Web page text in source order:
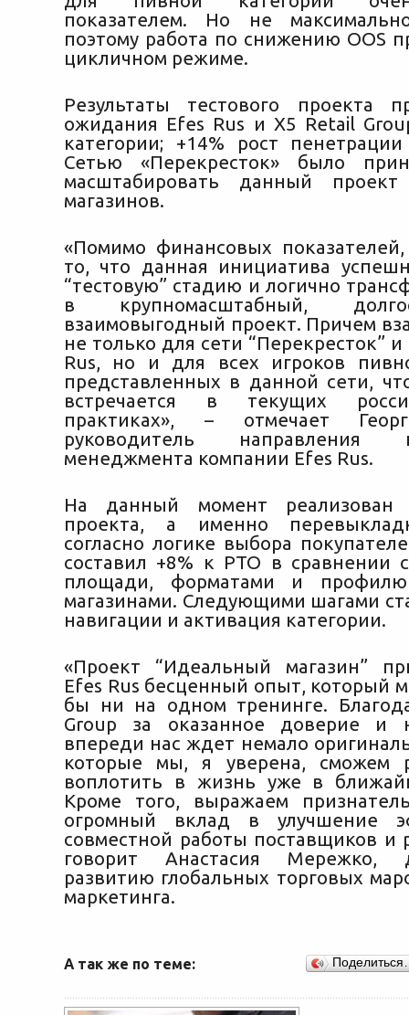
показателем. Но не
поэтому работа по снижению OOS
цикличном режиме.
Результаты тестового проекта
ожидания Efes Rus и X5 Retail
категории; +14% рост
Сетью «Перекресток» было
масштабировать данный
магазинов.
«Помимо финансовых
то, что данная инициатива
“тестовую” стадию и логично
в крупномасштабный,
взаимовыгодный проект. Причем
не только для сети “Перекресток”
Rus, но и для всех игроков
представленных в данной сети,
встречается в текущих
практиках», – отмечает
руководитель направления
менеджмента компании Efes Rus.
На данный момент реализован
проекта, а именно
согласно логике выбора
составил +8% к РТО в сравнении
площади, форматами и профилю
магазинами. Следующими шагами
навигации и активация категории.
«Проект “Идеальный магазин”
Efes Rus бесценный опыт, который
бы ни на одном тренинге.
Group за оказанное доверие и
впереди нас ждет немало
которые мы, я уверена, сможем
воплотить в жизнь уже в
Кроме того, выражаем
огромный вклад в улучшение
совместной работы поставщиков и
говорит Анастасия Мережко,
развитию глобальных торговых
маркетинга.
А так же по теме: